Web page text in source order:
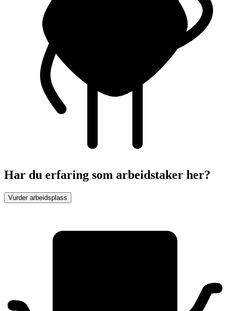
Har du erfaring som arbeidstaker her?
Vurder arbeidsplass